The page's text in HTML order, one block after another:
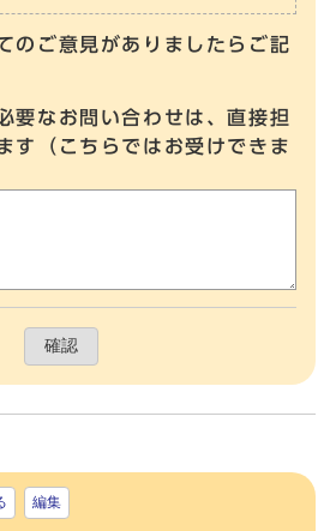
のご意見がありましたらご記
要なお問い合わせは、直接担
す（こちらではお受けできま
確認
編集